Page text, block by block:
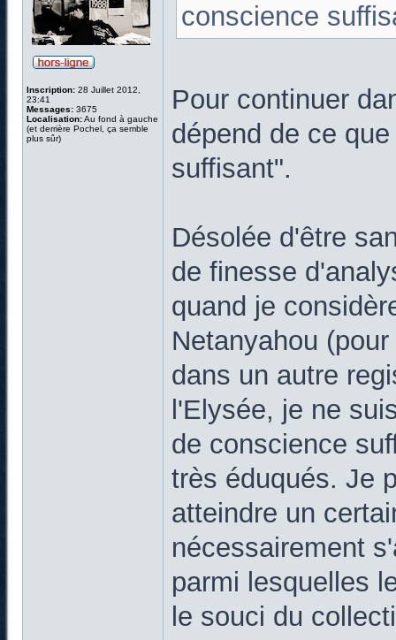
Inscription: 28 Juillet 2012,
23:41
Messages: 3675
Localisation:Au fond à gauche
(et derrière Pochel, ça semble
plus sûr)
conscience
Pour continuer
dépend de ce
suffisant".
Désolée d'être
de finesse
quand je
Netanyahou
dans un autre
l'Elysée, je ne
de conscience
très éduqués. Je
atteindre un
nécessairement
parmi lesquelles
le souci du